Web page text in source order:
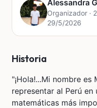
Alessandra
Organizador ·
29/5/2026
Historia
"¡Hola!...Mi nombre
representar al Perú
matemáticas más